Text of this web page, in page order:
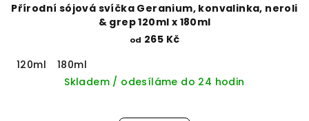
Přírodní sójová svíčka Geranium, konvalinka, neroli
& grep 120ml x 180ml
od 265 Kč
120ml
180ml
Skladem / odesíláme do 24 hodin